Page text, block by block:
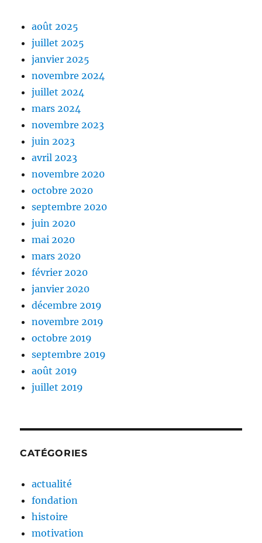
août 2025
juillet 2025
janvier 2025
novembre 2024
juillet 2024
mars 2024
novembre 2023
juin 2023
avril 2023
novembre 2020
octobre 2020
septembre 2020
juin 2020
mai 2020
mars 2020
février 2020
janvier 2020
décembre 2019
novembre 2019
octobre 2019
septembre 2019
août 2019
juillet 2019
CATÉGORIES
actualité
fondation
histoire
motivation